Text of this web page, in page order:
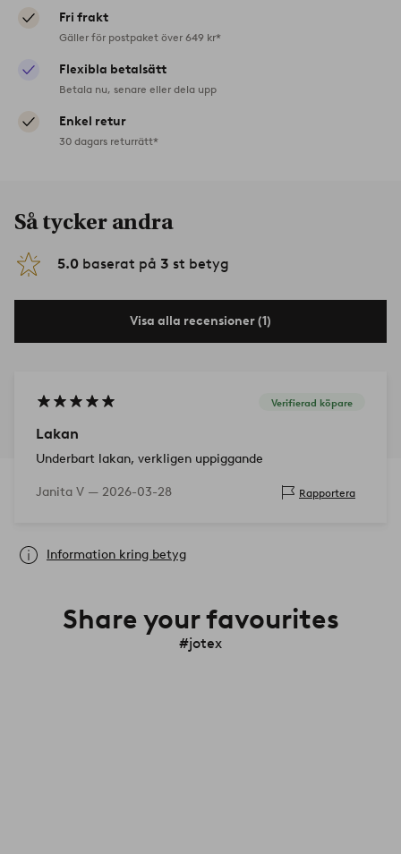
Fri frakt
Gäller för postpaket över 649 kr*
Flexibla betalsätt
Betala nu, senare eller dela upp
Enkel retur
30 dagars returrätt*
Så tycker andra
5.0 baserat på 3 st betyg
Visa alla recensioner (1)
Verifierad köpare
Lakan
Underbart lakan, verkligen uppiggande
Janita V — 2026-03-28 Rapportera
Information kring betyg
Share your favourites
#jotex